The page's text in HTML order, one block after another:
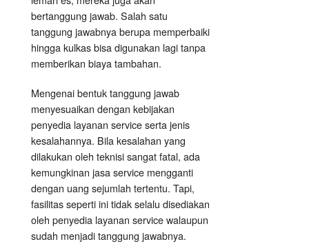
bertanggung jawab. Salah satu
tanggung jawabnya berupa memperbaiki
hingga kulkas bisa digunakan lagi tanpa
memberikan biaya tambahan.
Mengenai bentuk tanggung jawab
menyesuaikan dengan kebijakan
penyedia layanan service serta jenis
kesalahannya. Bila kesalahan yang
dilakukan oleh teknisi sangat fatal, ada
kemungkinan jasa service mengganti
dengan uang sejumlah tertentu. Tapi,
fasilitas seperti ini tidak selalu disediakan
oleh penyedia layanan service walaupun
sudah menjadi tanggung jawabnya.